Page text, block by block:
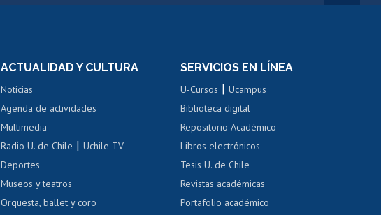
Portal de movilidad interna
Certificado de renta
Certificado de renta
Gestión de correo uchile
Movilidad Estudiantil
Cursos de español
Acoso laboral, sexual y violencia
ACTUALIDAD Y CULTURA
Noticias
Agenda de actividades
Multimedia
Radio U. de Chile |Uchile TV
Deportes
Museos y teatros
Orquesta, ballet y coro
SERVICIOS EN LÍNEA
U-Cursos |Ucampus
Biblioteca digital
Repositorio Académico
Libros electrónicos
Tesis U. de Chile
Revistas académicas
Portafolio académico